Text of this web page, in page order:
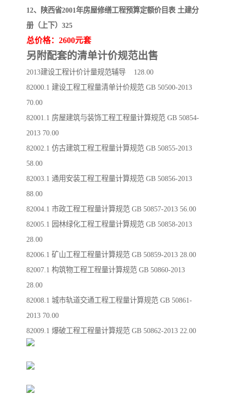
12、陕西省2001年房屋修缮工程预算定额价目表 土建分
册（上下）325
总价格：2600元套
另附配套的清单计价规范出售
2013建设工程计价计量规范辅导 128.00
82000.1 建设工程工程量清单计价规范 GB 50500-2013
70.00
82001.1 房屋建筑与装饰工程工程量计算规范 GB 50854-
2013 70.00
82002.1 仿古建筑工程工程量计算规范 GB 50855-2013
58.00
82003.1 通用安装工程工程量计算规范 GB 50856-2013
88.00
82004.1 市政工程工程量计算规范 GB 50857-2013 56.00
82005.1 园林绿化工程工程量计算规范 GB 50858-2013
28.00
82006.1 矿山工程工程量计算规范 GB 50859-2013 28.00
82007.1 构筑物工程工程量计算规范 GB 50860-2013
28.00
82008.1 城市轨道交通工程工程量计算规范 GB 50861-
2013 70.00
82009.1 爆破工程工程量计算规范 GB 50862-2013 22.00